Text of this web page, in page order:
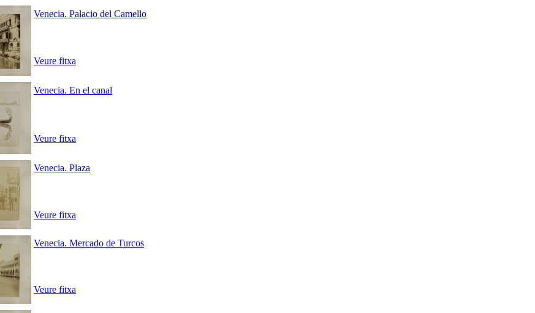
Venecia. Palacio del Camello
Veure fitxa
Venecia. En el canal
Veure fitxa
Venecia. Plaza
Veure fitxa
Venecia. Mercado de Turcos
Veure fitxa